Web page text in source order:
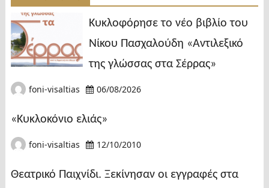
Κυκλοφόρησε το νέο βιβλίο του
Νίκου Πασχαλούδη «Αντιλεξικό
της γλώσσας στα Σέρρας»
foni-visaltias 06/08/2026
«Κυκλοκόνιο ελιάς»
foni-visaltias 12/10/2010
Θεατρικό Παιχνίδι. Ξεκίνησαν οι εγγραφές στα